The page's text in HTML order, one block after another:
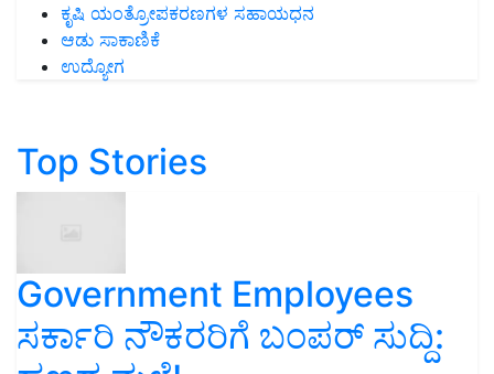
ಆಡು ಸಾಕಾಣಿಕೆ
ಉದ್ಯೋಗ
Government Employees
ಸರ್ಕಾರಿ ನೌಕರರಿಗೆ ಬಂಪರ್‌ ಸುದ್ದಿ:
ಹಣದ ಮಳೆ!